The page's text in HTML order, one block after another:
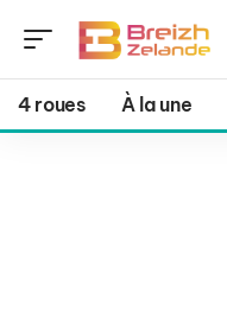
4 roues À la une